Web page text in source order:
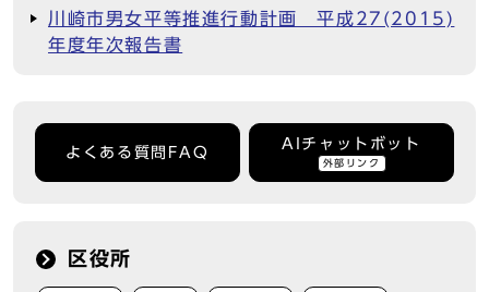
川崎市男女平等推進行動計画 平成27(2015)
年度年次報告書
よくある質問FAQ
AIチャットボット
外部リンク
区役所